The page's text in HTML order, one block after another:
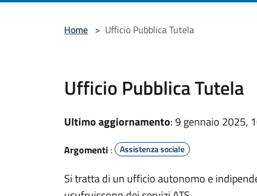
Home > Ufficio Pubblica Tutela
Ufficio Pubblica Tutela
Ultimo aggiornamento: 9 gennaio 2025,
Argomenti : Assistenza sociale
Si tratta di un ufficio autonomo e